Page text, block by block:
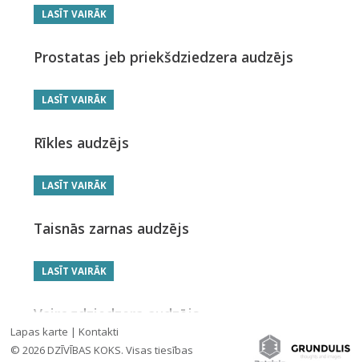
LASĪT VAIRĀK
Prostatas jeb priekšdziedzera audzējs
LASĪT VAIRĀK
Rīkles audzējs
LASĪT VAIRĀK
Taisnās zarnas audzējs
LASĪT VAIRĀK
Vairogdziedzera audzējs
LASĪT VAIRĀK
Lapas karte | Kontakti
© 2026 DZĪVĪBAS KOKS. Visas tiesības